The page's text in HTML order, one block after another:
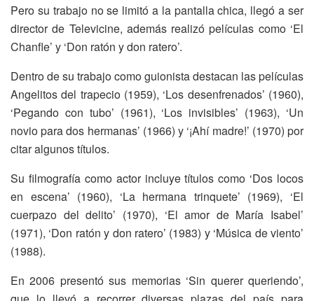
Pero su trabajo no se limitó a la pantalla chica, llegó a ser
director de Televicine, además realizó películas como ‘El
Chanfle’ y ‘Don ratón y don ratero’.
Dentro de su trabajo como guionista destacan las películas
Angelitos del trapecio (1959), ‘Los desenfrenados’ (1960),
‘Pegando con tubo’ (1961), ‘Los invisibles’ (1963), ‘Un
novio para dos hermanas’ (1966) y ‘¡Ahí madre!’ (1970) por
citar algunos títulos.
Su filmografía como actor incluye títulos como ‘Dos locos
en escena’ (1960), ‘La hermana trinquete’ (1969), ‘El
cuerpazo del delito’ (1970), ‘El amor de María Isabel’
(1971), ‘Don ratón y don ratero’ (1983) y ‘Música de viento’
(1988).
En 2006 presentó sus memorias ‘Sin querer queriendo’,